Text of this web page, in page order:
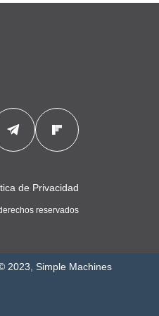
de Privacidad
reservados
2023, Simple Machines